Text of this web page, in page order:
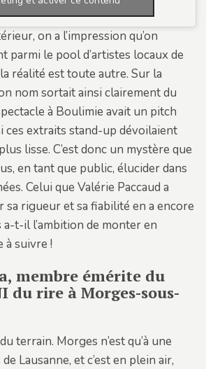
on a l’impression qu’on
parmi le pool d’artistes locaux de
réalité est toute autre. Sur la
nom sortait ainsi clairement du
à Boulimie avait un pitch
ces extraits stand-up dévoilaient
lisse. C’est donc un mystère que
en tant que public, élucider dans
Celui que Valérie Paccaud a
rigueur et sa fiabilité en a encore
t-il l’ambition de monter en
à suivre !
membre émérite du
du rire à Morges-sous-
terrain. Morges n’est qu’à une
Lausanne, et c’est en plein air,